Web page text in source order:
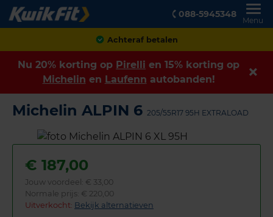
088-5945348
Menu
Achteraf betalen
Nu 20% korting op Pirelli en 15% korting op
Michelin en Laufenn autobanden!
Michelin ALPIN 6 205/55R17 95H EXTRALOAD
€ 187,00
Jouw voordeel: € 33,00
Normale prijs: € 220,00
Uitverkocht: Bekijk alternatieven